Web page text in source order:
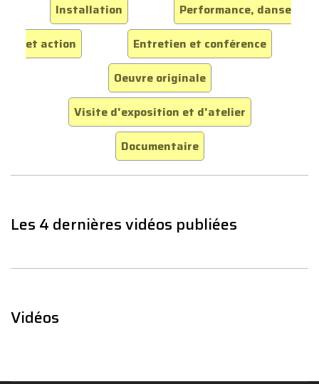
Installation
Performance, danse
et action
Entretien et conférence
Oeuvre originale
Visite d'exposition et d'atelier
Documentaire
Les 4 dernières vidéos publiées
Vidéos